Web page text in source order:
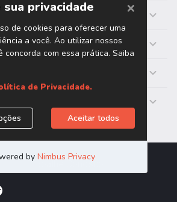
Trabalhe Conosco